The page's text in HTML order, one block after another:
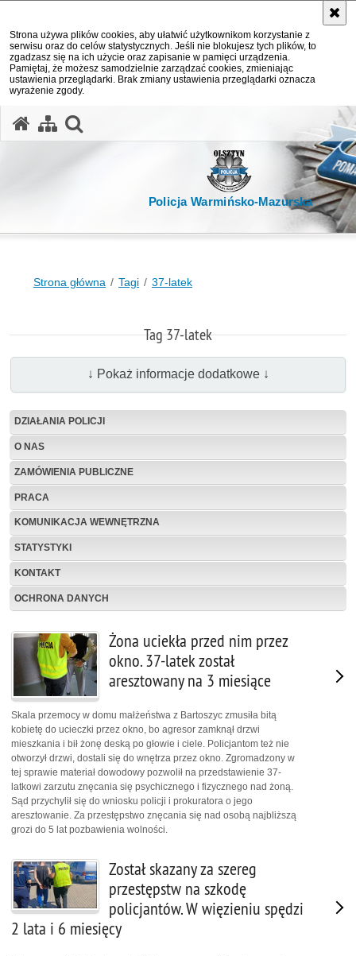
Strona używa plików cookies, aby ułatwić użytkownikom korzystanie z
serwisu oraz do celów statystycznych. Jeśli nie blokujesz tych plików, to
zgadzasz się na ich użycie oraz zapisanie w pamięci urządzenia.
Pamiętaj, że możesz samodzielnie zarządzać cookies, zmieniając
ustawienia przeglądarki. Brak zmiany ustawienia przeglądarki oznacza
wyrażenie zgody.
Policja Warmińsko-Mazurska
Strona główna Tagi 37-latek
Tag 37-latek
↓ Pokaż informacje dodatkowe ↓
DZIAŁANIA POLICJI
O NAS
ZAMÓWIENIA PUBLICZNE
PRACA
KOMUNIKACJA WEWNĘTRZNA
STATYSTYKI
KONTAKT
OCHRONA DANYCH
Żona uciekła przed nim przez
okno. 37-latek został
aresztowany na 3 miesiące
Skala przemocy w domu małżeństwa z Bartoszyc zmusiła bitą
kobietę do ucieczki przez okno, bo agresor zamknął drzwi
mieszkania i bił żonę deską po głowie i ciele. Policjantom też nie
otworzył drzwi, dostali się do wnętrza przez okno. Zgromadzony w
tej sprawie materiał dowodowy pozwolił na przedstawienie 37-
latkowi zarzutu znęcania się psychicznego i fizycznego nad żoną.
Sąd przychylił się do wniosku policji i prokuratora o jego
aresztowanie. Za przestępstwo znęcania się nad osobą najbliższą
grozi do 5 lat pozbawienia wolności.
Został skazany za szereg
przestępstw na szkodę
policjantów. W więzieniu spędzi
2 lata i 6 miesięcy